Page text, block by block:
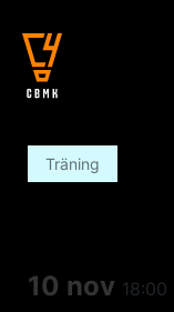
Träning
10 nov 18:00